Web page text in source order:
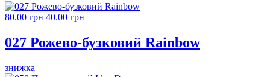
80.00 грн 40.00 грн
027 Рожево-бузковий Rainbow
знижка